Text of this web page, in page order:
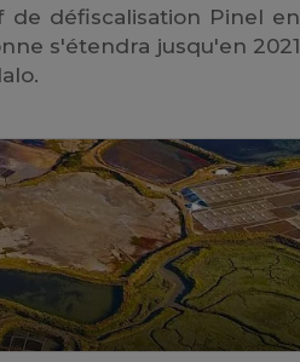
défiscalisation Pinel en
s'étendra jusqu'en 2021